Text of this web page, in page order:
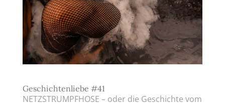
Geschichtenliebe #41
NETZSTRUMPFHOSE – oder die Geschichte vom